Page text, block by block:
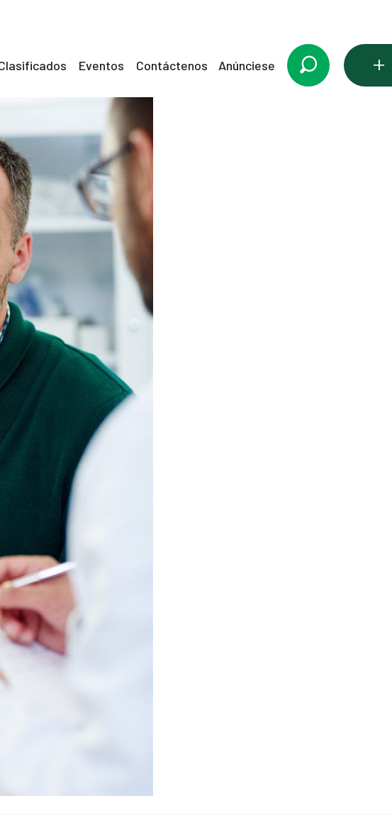
Eventos Contáctenos Anúnciese +